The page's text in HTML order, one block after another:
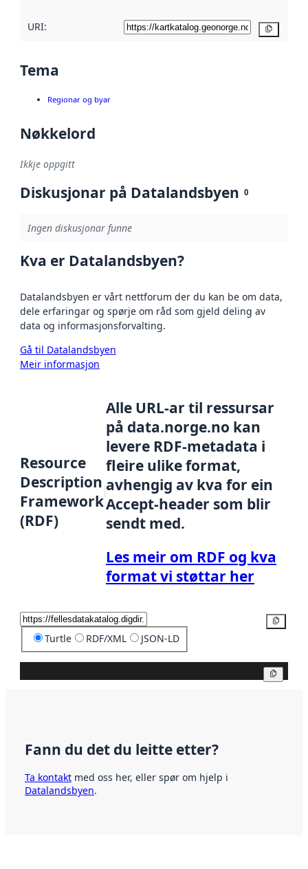
URI:
Tema
Regionar og byar
Nøkkelord
Ikkje oppgitt
Diskusjonar på Datalandsbyen 0
Ingen diskusjonar funne
Kva er Datalandsbyen?
Datalandsbyen er vårt nettforum der du kan be om data,
dele erfaringar og spørje om råd som gjeld deling av
data og informasjonsforvalting.
Gå til Datalandsbyen
Meir informasjon
Resource
Description
Framework
(RDF)
Alle URL-ar til ressursar
på data.norge.no kan
levere RDF-metadata i
fleire ulike format,
avhengig av kva for ein
Accept-header som blir
sendt med.
Les meir om RDF og kva
format vi støttar her
Turtle RDF/XML JSON-LD
Fann du det du leitte etter?
Ta kontakt med oss her, eller spør om hjelp i
Datalandsbyen.